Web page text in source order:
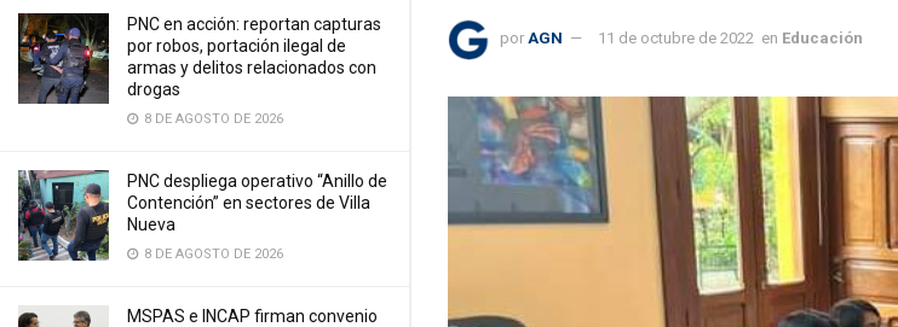
PNC en acción: reportan capturas
por robos, portación ilegal de
armas y delitos relacionados con
drogas
8 DE AGOSTO DE 2026
PNC despliega operativo “Anillo de
Contención” en sectores de Villa
Nueva
8 DE AGOSTO DE 2026
MSPAS e INCAP firman convenio
por AGN 11 de octubre de 2022 en Educación